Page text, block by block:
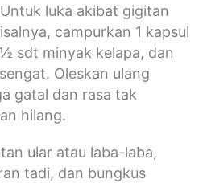
luka akibat gigitan
campurkan 1 kapsul
sdt minyak kelapa, dan
Oleskan ulang
gatal dan rasa tak
hilang.
ular atau laba-laba,
tadi, dan bungkus